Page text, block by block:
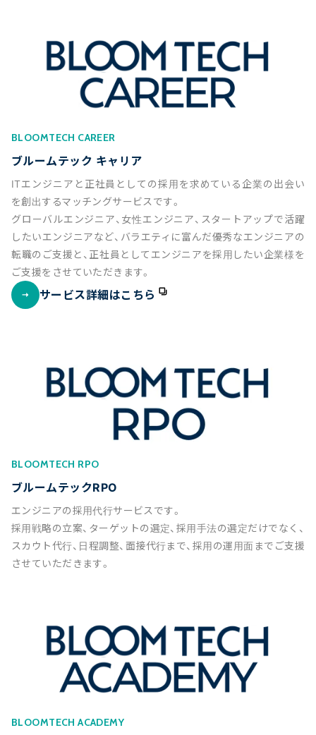
BLOOMTECH CAREER
ブルームテック キャリア
ITエンジニアと正社員としての採用を求めている企業の出会い
を創出するマッチングサービスです。
グローバルエンジニア、女性エンジニア、スタートアップで活躍
したいエンジニアなど、バラエティに富んだ優秀なエンジニアの
転職のご支援と、正社員としてエンジニアを採用したい企業様を
ご支援をさせていただきます。
サービス詳細はこちら
BLOOMTECH RPO
ブルームテックRPO
エンジニアの採用代行サービスです。
採用戦略の立案、ターゲットの選定、採用手法の選定だけでなく、
スカウト代行、日程調整、面接代行まで、採用の運用面までご支援
させていただきます。
BLOOMTECH ACADEMY